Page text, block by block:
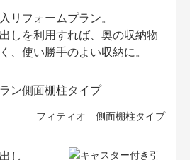
リフォームプラン。
しを利用すれば、奥の収納物
、使い勝手のよい収納に。
フィティオ 側面棚柱タイプ